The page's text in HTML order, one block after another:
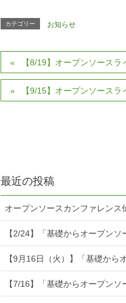
カテゴリー お知らせ
【8/19】オープンソース
【9/15】オープンソース
最近の投稿
オープンソースカンファレン
【2/24】「基礎からオープン
【9月16日（火）】「基礎か
【7/16】「基礎からオープン